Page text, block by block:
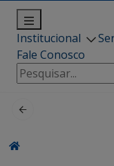
Institucional
Fale Conosco
Pesquisar
por: